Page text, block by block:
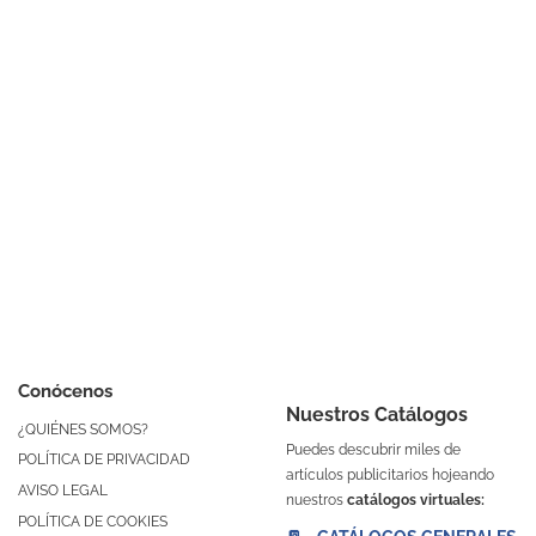
Conócenos
¿QUIÉNES SOMOS?
POLÍTICA DE PRIVACIDAD
AVISO LEGAL
POLÍTICA DE COOKIES
Nuestros Catálogos
Puedes descubrir miles de
artículos publicitarios hojeando
nuestros catálogos virtuales: